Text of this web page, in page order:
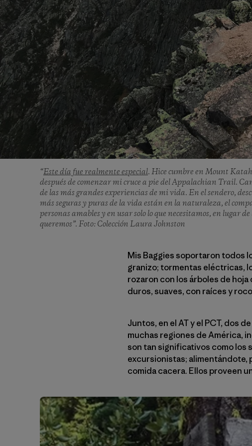
“Este día fue realmente especial. Hice cumbre en Mount
después de comenzar mi cruce a pie del Appalachian Trail.
de las más grandes experiencias de mi vida. En el sendero,
más seguras y puras de la vida están en la naturaleza, el
personas amables y en usar solo lo que necesitamos, en lugar de
queremos”. Foto: Colección Laura Johnston
Mis Baggies soportaron todos
granizo; tormentas eléctricas,
rozaron con los árboles de
duros, suaves, con raíces y
Juntos, en el AT y el PCT, dos
muchas regiones de América,
son tan significativos como los
excursionistas; alimentándote,
comida cacera. Ellos proveen